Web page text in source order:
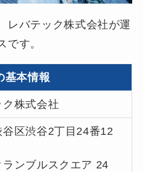
レバテック株式会社が運
です。
基本情報
ク株式会社
区渋谷2丁目24番12
ランブルスクエア 24